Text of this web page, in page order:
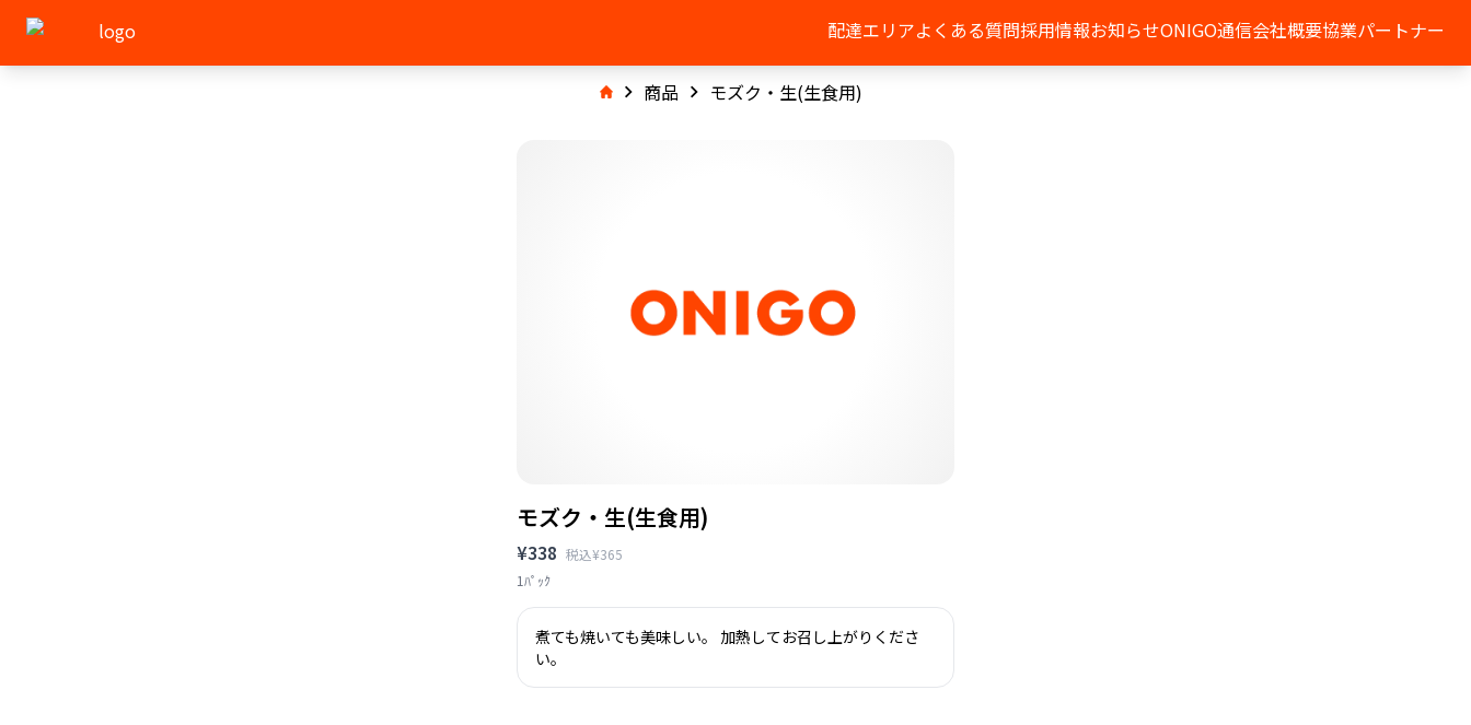
配達エリアよくある質問採用情報お知らせONIGO通信会社概要協業パートナー
商品 モズク・生(生食用)
モズク・生(生食用)
¥338 税込¥365
1ﾊﾟｯｸ
煮ても焼いても美味しい。 加熱してお召し上がりくださ
い。